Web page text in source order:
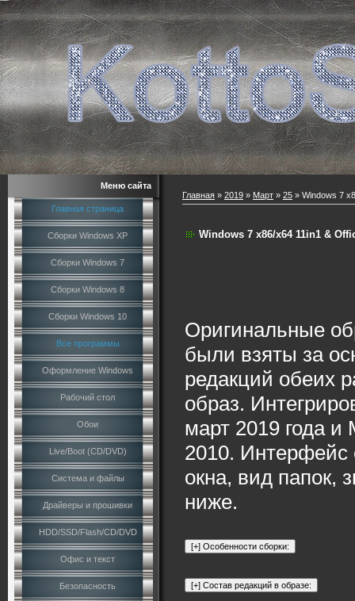
Меню сайта
Главная страница
Сборки Windows XP
Сборки Windows 7
Сборки Windows 8
Сборки Windows 10
Все программы
Оформление Windows
Рабочий стол
Обои
Live/Boot (CD/DVD)
Система и файлы
Драйверы и прошивки
HDD/SSD/Flash/CD/DVD
Офис и текст
Безопасность
Главная » 2019 » Март » 25 » Windows 7
Windows 7 x86/x64 11in1 &
Оригинальные
были взяты за
редакций обеих
образ.
март 2019 года и
2010. Интерфейс
окна, вид папок,
ниже.